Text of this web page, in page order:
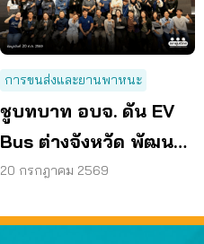
การขนส่งและยานพาหนะ
ชูบทบาท อบจ. ดัน EV
Bus ต่างจังหวัด พัฒนา
ขนส่งสาธารณะไร้รอย
20 กรกฎาคม 2569